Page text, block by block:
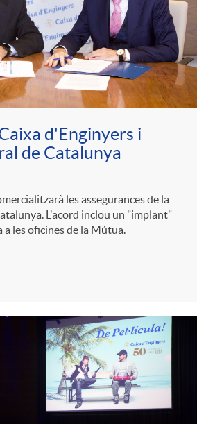
d'Enginyers i
de Catalunya
les assegurances de la
L'acord inclou un "implant"
les oficines de la Mútua.